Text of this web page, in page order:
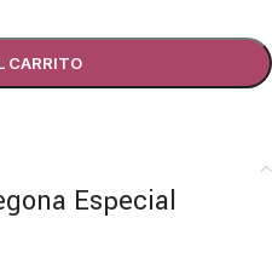
CARRITO
Especial